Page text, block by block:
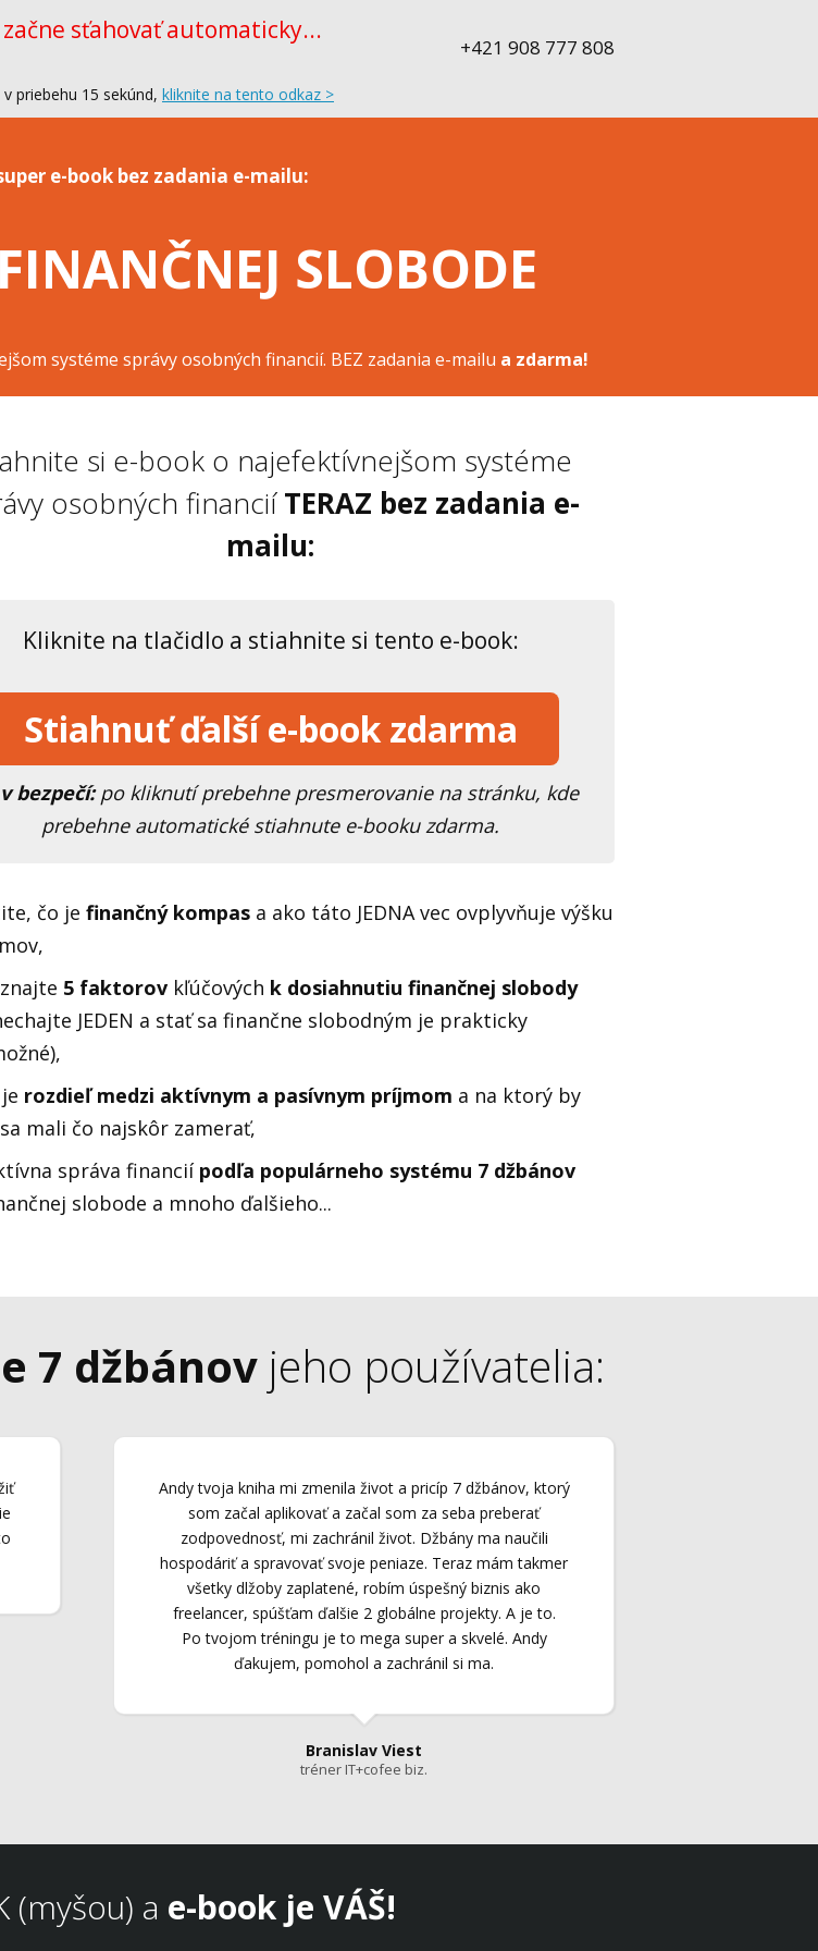
začne sťahovať automaticky...
priebehu 15 sekúnd, kliknite na tento odkaz >
+421 908 777 808
e-book bez zadania e-mailu:
SLOBODE
systéme správy osobných financií. BEZ zadania e-mailu a zdarma!
si e-book o najefektívnejšom systéme
osobných financiíTERAZ bez zadania e-
mailu:
Kliknite na tlačidlo a stiahnite si tento e-book:
Stiahnuť ďalší e-book zdarma
v bezpečí:po kliknutí prebehne presmerovanie na stránku, kde
prebehne automatické stiahnute e-booku zdarma.
čo je finančný kompasa ako táto JEDNA vec ovplyvňuje výšku
5 faktorovkľúčových k dosiahnutiu finančnej slobody
JEDEN a stať sa finančne slobodným je prakticky
rozdieľ medzi aktívnym a pasívnym príjmom a na ktorý by
mali čo najskôr zamerať,
správa financií podľa populárneho systému 7 džbánov
slobode a mnoho ďalšieho...
7 džbánov jeho používatelia:
Andy tvoja kniha mi zmenila život a pricíp 7 džbánov, ktorý
som začal aplikovať a začal som za seba preberať
zodpovednosť, mi zachránil život. Džbány ma naučili
hospodáriť a spravovať svoje peniaze. Teraz mám takmer
všetky dlžoby zaplatené, robím úspešný biznis ako
freelancer, spúšťam ďalšie 2 globálne projekty. A je to.
Po tvojom tréningu je to mega super a skvelé. Andy
ďakujem, pomohol a zachránil si ma.
Branislav Viest
tréner IT+cofee biz.
(myšou) a e-book je VÁŠ!